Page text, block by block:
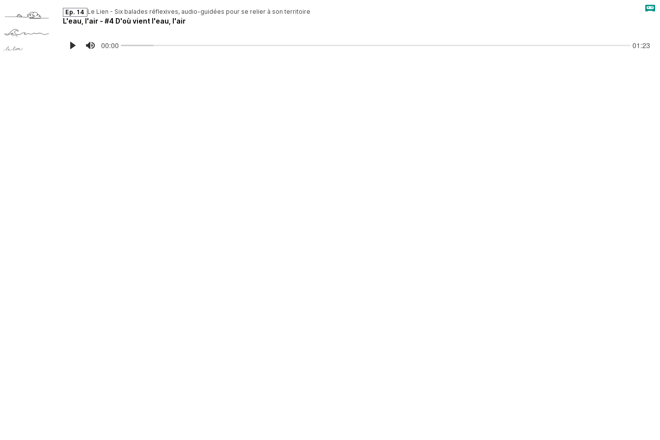
Ep. 14 Le Lien - Six balades réflexives, audio-guidées pour se relier à son territoire
L'eau, l'air - #4 D'où vient l'eau, l'air